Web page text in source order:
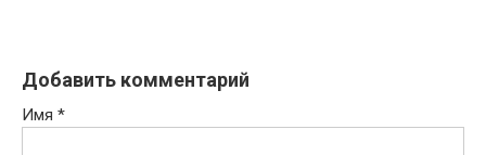
Добавить комментарий
Имя *